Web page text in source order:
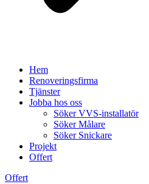
Hem
Renoveringsfirma
Tjänster
Jobba hos oss
Söker VVS-installatör
Söker Målare
Söker Snickare
Projekt
Offert
Offert